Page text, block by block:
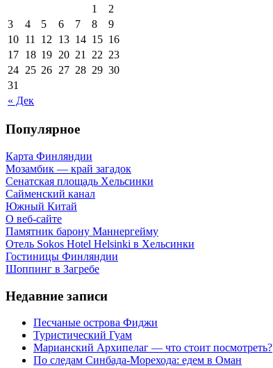
« Дек
1
2
3
4 5 6 7 8
9
10 11 12 13 14 15 16
17 18 19 20 21 22 23
24 25 26 27 28 29 30
31
Популярное
Карта Финляндии
Мозамбик — край загадок
Сенатская площадь Хельсинки
Сайменский канал
Южный Китай
О веб-сайте
Памятник барону Маннергейму
Отель Sokos Hotel Helsinki в Хельсинки
Гостиницы Финляндии
Шоппинг в Загребе
Недавние записи
Песчаные острова Фиджи
Туристический Гуам
Марианский Архипелаг — что стоит посмотреть?
По следам Синбада-Морехода: едем в Оман